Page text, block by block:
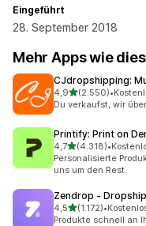
Eingeführt
28. September 2018
Mehr Apps wie
CJdropshipping:
4,9von 5 Sternen
(2.550)
2550 Rezensionen
•
Du verkaufst, wir
Printify: Print on
4,7von 5 Sternen
(4.318)
4318 Rezensionen
•
Personalisierte
uns um den Rest.
Zendrop ‑
4,5von 5 Sternen
(1.172)
1172 Rezensionen
•
Produkte schnell an